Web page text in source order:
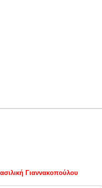
Γιαννακοπούλου